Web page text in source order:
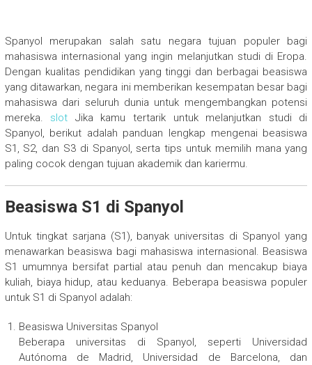
Spanyol merupakan salah satu negara tujuan populer bagi
mahasiswa internasional yang ingin melanjutkan studi di Eropa.
Dengan kualitas pendidikan yang tinggi dan berbagai beasiswa
yang ditawarkan, negara ini memberikan kesempatan besar bagi
mahasiswa dari seluruh dunia untuk mengembangkan potensi
mereka. slot Jika kamu tertarik untuk melanjutkan studi di
Spanyol, berikut adalah panduan lengkap mengenai beasiswa
S1, S2, dan S3 di Spanyol, serta tips untuk memilih mana yang
paling cocok dengan tujuan akademik dan kariermu.
Beasiswa S1 di Spanyol
Untuk tingkat sarjana (S1), banyak universitas di Spanyol yang
menawarkan beasiswa bagi mahasiswa internasional. Beasiswa
S1 umumnya bersifat partial atau penuh dan mencakup biaya
kuliah, biaya hidup, atau keduanya. Beberapa beasiswa populer
untuk S1 di Spanyol adalah:
Beasiswa Universitas Spanyol
Beberapa universitas di Spanyol, seperti Universidad
Autónoma de Madrid, Universidad de Barcelona, dan